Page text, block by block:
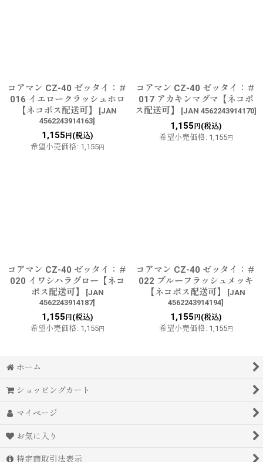
コアマン CZ-40 ゼッタイ：＃
016 イエロークラッシュホロ
【ネコポス配送可】
[JAN
4562243914163]
1,155 円(税込)
希望小売価格: 1,155円
コアマン CZ-40 ゼッタイ：＃
017 アカキンマグマ【ネコポ
ス配送可】
[JAN 4562243914170]
1,155 円(税込)
希望小売価格: 1,155円
コアマン CZ-40 ゼッタイ：＃
020 イワシハラグロー【ネコ
ポス配送可】
[JAN
4562243914187]
1,155 円(税込)
希望小売価格: 1,155円
コアマン CZ-40 ゼッタイ：＃
022 ブルーフラッシュメッキ
【ネコポス配送可】
[JAN
4562243914194]
1,155 円(税込)
希望小売価格: 1,155円
ホーム
ショッピングカート
マイページ
お気に入り
特定商取引法表示